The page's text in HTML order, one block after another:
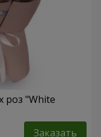
роз "White
Заказать